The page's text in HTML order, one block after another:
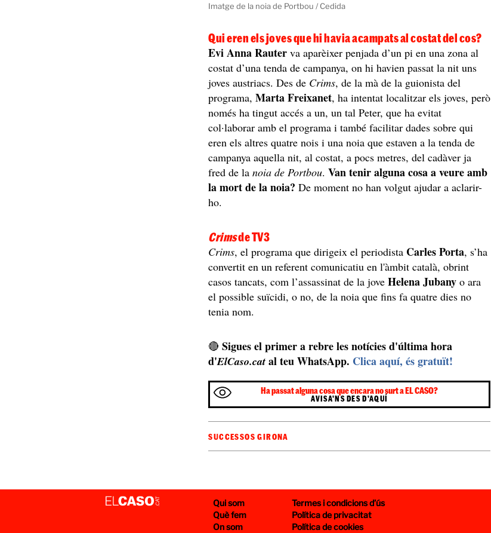
Imatge de la noia de Portbou / Cedida
Qui eren els joves que hi havia acampats al costat del cos?
Evi Anna Rauter va aparèixer penjada d’un pi en una zona al
costat d’una tenda de campanya, on hi havien passat la nit uns
joves austriacs. Des de Crims, de la mà de la guionista del
programa,Marta Freixanet, ha intentat localitzar els joves, però
només ha tingut accés a un, un tal Peter, que ha evitat
col·laborar amb el programa i també facilitar dades sobre qui
eren els altres quatre nois i una noia que estaven a la tenda de
campanya aquella nit, al costat, a pocs metres, del cadàver ja
fred de lanoia de Portbou.Van tenir alguna cosa a veure amb
la mort de la noia? De moment no han volgut ajudar a aclarir-
ho.
Crimsde TV3
Crims, el programa que dirigeix el periodista Carles Porta, s’ha
convertit en un referent comunicatiu en l'àmbit català, obrint
casos tancats, com l’assassinat de la joveHelena Jubany o ara
el possible suïcidi, o no, de la noia que fins fa quatre dies no
tenia nom.
🔴Sigues el primer a rebre les notícies d'última hora
d'ElCaso.cat al teu WhatsApp. Clica aquí, és gratuït!
Ha passat alguna cosa que encara no surt a EL CASO?
AVISA'NS DES D'AQUÍ
SUCCESSOS GIRONA
Qui som
Què fem
On som
Termes i condicions d’ús
Política de privacitat
Política de cookies